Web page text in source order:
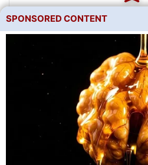
SPONSORED CONTENT